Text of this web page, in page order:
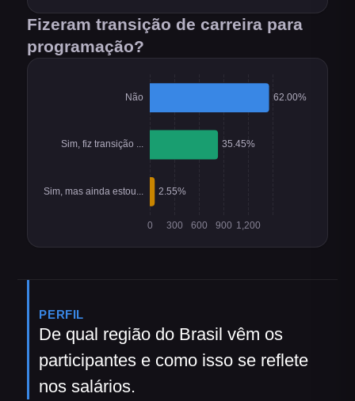
Fizeram transição de carreira para
programação?
PERFIL
De qual região do Brasil vêm os
participantes e como isso se reflete
nos salários.